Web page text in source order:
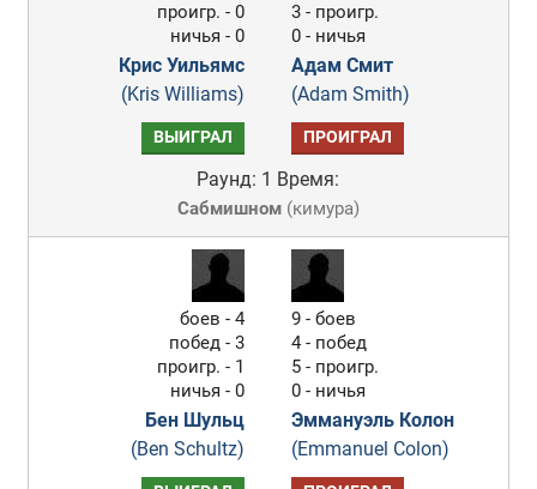
проигр. - 0
ничья - 0
Крис Уильямс
(Kris Williams)
3 - проигр.
0 - ничья
Адам Смит
(Adam Smith)
ВЫИГРАЛ ПРОИГРАЛ
Раунд: 1 Время:
Сабмишном(кимура)
боев - 4
побед - 3
проигр. - 1
ничья - 0
Бен Шульц
(Ben Schultz)
9 - боев
4 - побед
5 - проигр.
0 - ничья
Эммануэль Колон
(Emmanuel Colon)